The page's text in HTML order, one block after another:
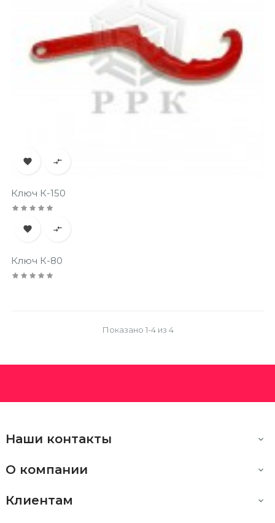
 
Ключ К-150
 
Ключ К-80
Показано 1-4 из 4
Наши контакты 
О компании 
Клиентам 